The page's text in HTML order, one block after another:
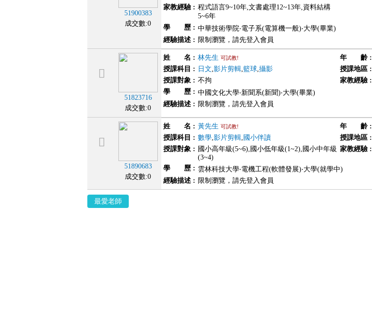
51900383
成交數:0
家教經驗 : 程式語言9~10年,文書處理12~13年,資料結構
5~6年
學 歷 : 中華技術學院‧電子系(電算機一般)‧大學(畢業)
經驗描述 : 限制瀏覽，請先登入會員
51823716
成交數:0
姓 名 : 林先生 可試教! 年 齡:
授課科目 : 日文,影片剪輯,籃球,攝影 授課地區:
授課對象 : 不拘 家教經驗:
學 歷 : 中國文化大學‧新聞系(新聞)‧大學(畢業)
經驗描述 : 限制瀏覽，請先登入會員
51890683
成交數:0
姓 名 : 黃先生 可試教! 年 齡:
授課科目 : 數學,影片剪輯, 國小伴讀 授課地區:
授課對象 : 國小高年級(5~6),國小低年級(1~2),國小中年級
(3~4)
家教經驗:
學 歷 : 雲林科技大學‧電機工程(軟體發展)‧大學(就學中)
經驗描述 : 限制瀏覽，請先登入會員
最愛老師